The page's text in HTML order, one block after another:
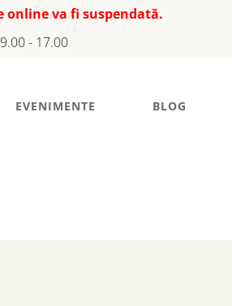
online va fi suspendată.
- 17.00
EVENIMENTE BLOG